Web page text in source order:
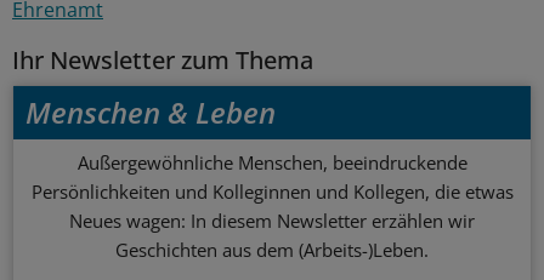
Ehrenamt
Ihr Newsletter zum Thema
Menschen & Leben
Außergewöhnliche Menschen, beeindruckende
Persönlichkeiten und Kolleginnen und Kollegen, die etwas
Neues wagen: In diesem Newsletter erzählen wir
Geschichten aus dem (Arbeits-)Leben.